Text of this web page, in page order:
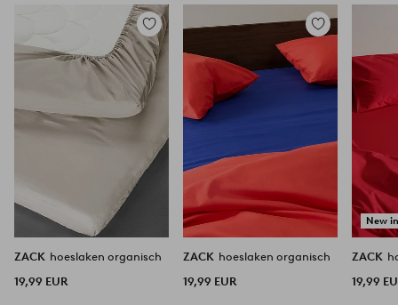
Toevoegen
aan
favorieten
ZACK hoeslaken organisch
19,99 EUR
Toevoegen
aan
favorieten
ZACK hoeslaken organisch
19,99 EUR
New
ZACK
19,99